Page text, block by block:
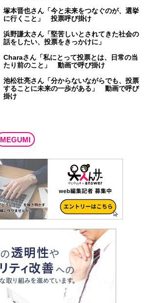
塚本晋也さん「今と未来をつなぐのが、選挙
に行くこと」 投票呼び掛け
浜野謙太さん「堅苦しいとされてきた社会の
話をしたい、投票をきっかけに」
Charaさん「私にとって投票とは、日常の当
たり前のこと」 動画で呼び掛け
池松壮亮さん「分からないながらでも、投票
することに未来の一歩がある」 動画で呼び
掛け
MEGUMI